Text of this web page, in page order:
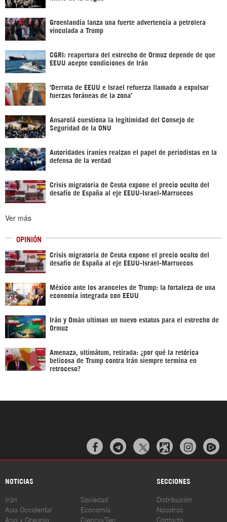
Groenlandia lanza una fuerte advertencia a petrolera
vinculada a Trump
CGRI: reapertura del estrecho de Ormuz depende de que
EEUU acepte condiciones de Irán
‘Derrota de EEUU e Israel refuerza llamado a expulsar
fuerzas foráneas de la zona’
Ansarolá cuestiona la legitimidad del Consejo de
Seguridad de la ONU
Autoridades iraníes realzan el papel de periodistas en la
defensa de la verdad
Crisis migratoria de Ceuta expone el precio oculto del
desafío de España al eje EEUU-Israel-Marruecos
Ver más
OPINIÓN
Crisis migratoria de Ceuta expone el precio oculto del
desafío de España al eje EEUU-Israel-Marruecos
México ante los aranceles de Trump: la fortaleza de una
economía integrada con EEUU
Irán y Omán ultiman un nuevo estatus para el estrecho de
Ormuz
Amenaza, ultimátum, retirada: ¿por qué la retórica
belicosa de Trump contra Irán siempre termina en
retroceso?
  
NOTICIAS SECCIONES
Irán
Asia Occidental
Asia y Oceanía
Sociedad
Economía
Ciencia/Tec
Distribución
Nosotros
Contacto